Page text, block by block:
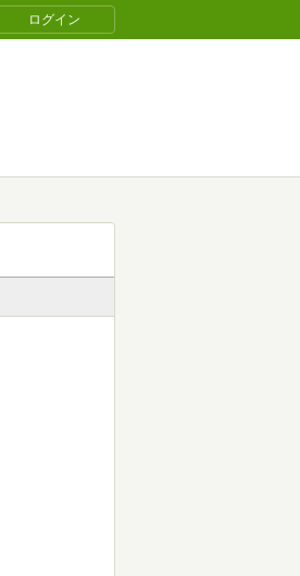
ログイン